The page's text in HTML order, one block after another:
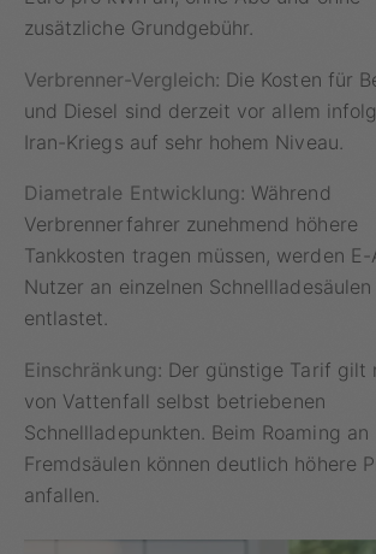
zusätzliche Grundgebühr.
Verbrenner-Vergleich: Die Kosten für
und Diesel sind derzeit vor allem
Iran-Kriegs auf sehr hohem Niveau.
Diametrale Entwicklung: Während
Verbrennerfahrer zunehmend höhere
Tankkosten tragen müssen, werden
Nutzer an einzelnen Schnellladesäulen
entlastet.
Einschränkung: Der günstige Tarif gilt
von Vattenfall selbst betriebenen
Schnellladepunkten. Beim Roaming an
Fremdsäulen können deutlich höhere
anfallen.